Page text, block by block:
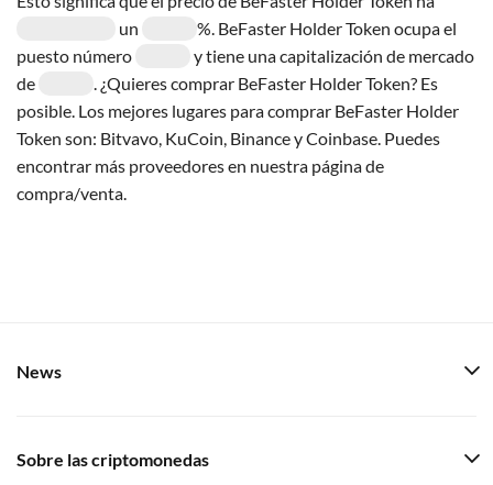
un
%. BeFaster Holder Token ocupa el
puesto número
y tiene una capitalización de mercado
de
. ¿Quieres comprar BeFaster Holder Token? Es
posible. Los mejores lugares para comprar BeFaster Holder
Token son: Bitvavo, KuCoin, Binance y Coinbase. Puedes
encontrar más proveedores en nuestra página de
compra/venta.
News
Sobre las criptomonedas